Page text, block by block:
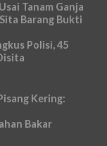
Tanam Ganja
Barang Bukti
Polisi, 45
Kering:
Bakar